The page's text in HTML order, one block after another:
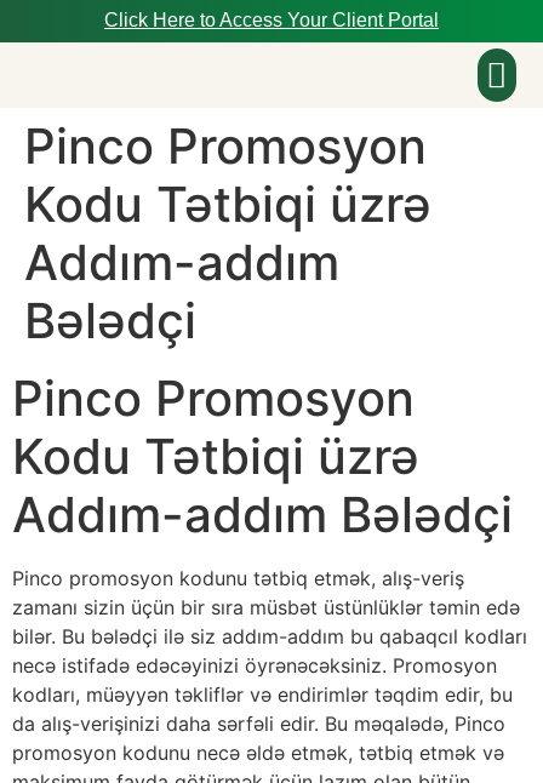
Click Here to Access Your Client Portal
Pinco Promosyon
Kodu Tətbiqi üzrə
Addım-addım
Bələdçi
Pinco Promosyon
Kodu Tətbiqi üzrə
Addım-addım Bələdçi
Pinco promosyon kodunu tətbiq etmək, alış-veriş
zamanı sizin üçün bir sıra müsbət üstünlüklər təmin edə
bilər. Bu bələdçi ilə siz addım-addım bu qabaqcıl kodları
necə istifadə edəcəyinizi öyrənəcəksiniz. Promosyon
kodları, müəyyən təkliflər və endirimlər təqdim edir, bu
da alış-verişinizi daha sərfəli edir. Bu məqalədə, Pinco
promosyon kodunu necə əldə etmək, tətbiq etmək və